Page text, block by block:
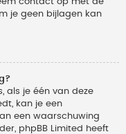
je geen bijlagen kan
als je één van deze
kan je een
een waarschuwing
phpBB Limited heeft